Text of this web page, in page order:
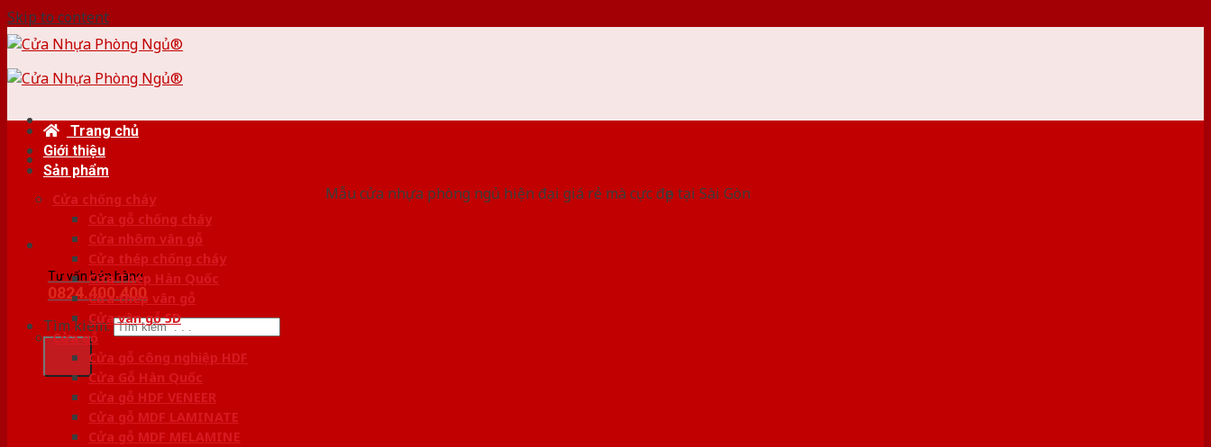
Skip to content
Mẫu cửa nhựa phòng ngủ hiện đại giá rẻ mà cực đẹp tại Sài Gòn
Tư vấn bán hàng
0824.400.400
Tìm kiếm:
Trang chủ
Giới thiệu
Sản phẩm
Cửa chống cháy
Cửa gỗ chống cháy
Cửa nhôm vân gỗ
Cửa thép chống cháy
Cửa Thép Hàn Quốc
Cửa thép vân gỗ
Cửa vân gỗ 5D
Cửa gỗ
Cửa gỗ công nghiệp HDF
Cửa Gỗ Hàn Quốc
Cửa gỗ HDF VENEER
Cửa gỗ MDF LAMINATE
Cửa gỗ MDF MELAMINE